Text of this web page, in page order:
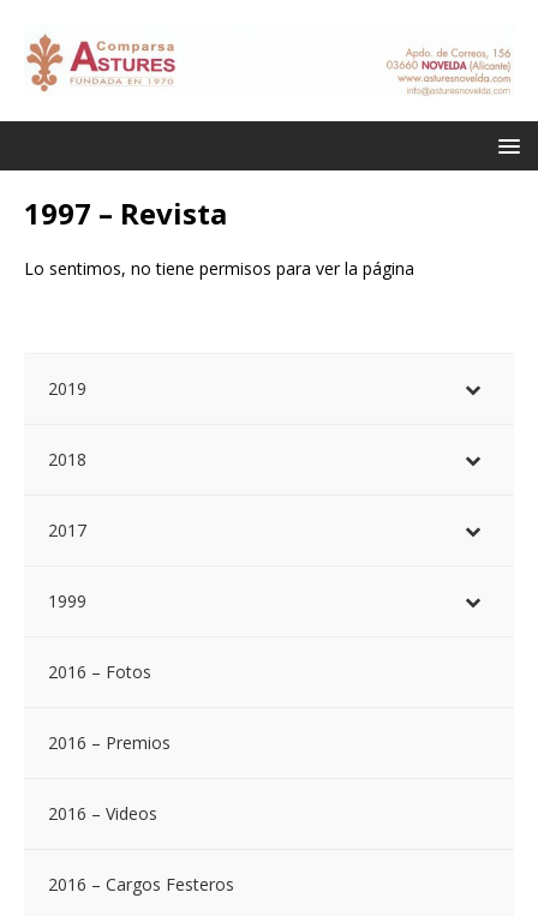
1997 – Revista
Lo sentimos, no tiene permisos para ver la página
2019
2018
2017
1999
2016 – Fotos
2016 – Premios
2016 – Videos
2016 – Cargos Festeros